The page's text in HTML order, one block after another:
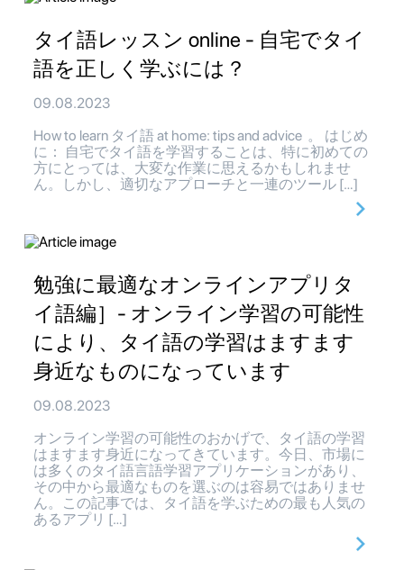
タイ語レッスン online - 自宅でタイ
語を正しく学ぶには？
09.08.2023
How to learn タイ語 at home: tips and advice 。 はじめ
に： 自宅でタイ語を学習することは、特に初めての
方にとっては、大変な作業に思えるかもしれませ
ん。しかし、適切なアプローチと一連のツール […]
勉強に最適なオンラインアプリタ
イ語編］- オンライン学習の可能性
により、タイ語の学習はますます
身近なものになっています
09.08.2023
オンライン学習の可能性のおかげで、タイ語の学習
はますます身近になってきています。今日、市場に
は多くのタイ語言語学習アプリケーションがあり、
その中から最適なものを選ぶのは容易ではありませ
ん。この記事では、タイ語を学ぶための最も人気の
あるアプリ […]